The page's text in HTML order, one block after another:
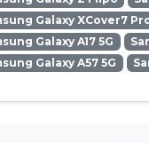
Galaxy XCover7
Galaxy A17 5G
Galaxy A57 5G